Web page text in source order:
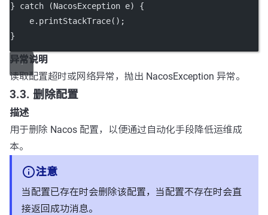
} catch (NacosException e) {
    e.
printStackTrace();
}
异常说明
读取配置超时或网络异常，抛出 NacosException 异常。
3.3. 删除配置
描述
用于删除 Nacos 配置，以便通过自动化手段降低运维成
本。
注意
当配置已存在时会删除该配置，当配置不存在时会直
接返回成功消息。